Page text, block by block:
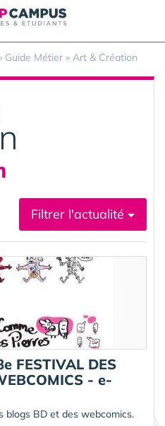
Guide Métier » Art & Création
Filtrer l'actualité
FESTIVAL DES
- e-
blogs BD et des webcomics.